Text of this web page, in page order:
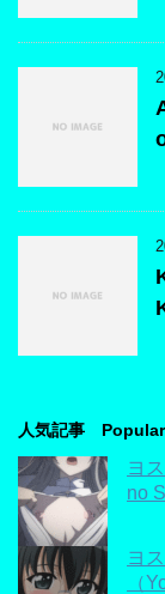
人気記事
ヨ
no
ヨ
（